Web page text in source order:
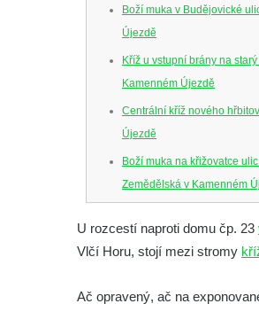
Boží muka v Budějovické
Újezdě
Kříž u vstupní brány na
Kamenném Újezdě
Centrální kříž nového
Újezdě
Boží muka na křižovatce
Zemědělská v Kamenném
v Kamenném Újezdě
Kříž na křižovatce ulic 5.
U rozcestí naproti domu čp. 23
Vlčí Horu, stojí mezi stromy
Ač opravený, ač na